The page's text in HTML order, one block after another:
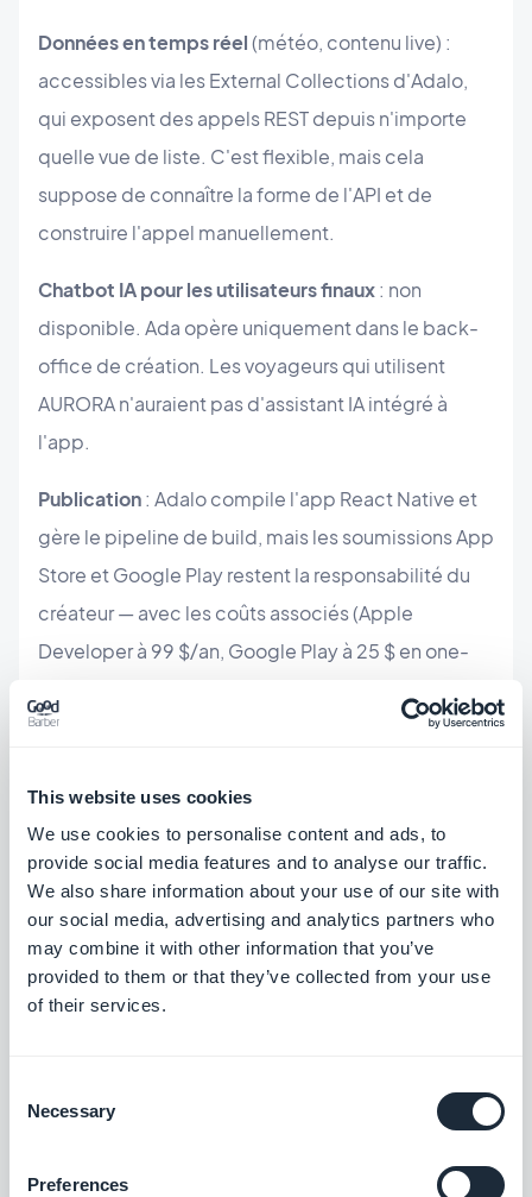
This website uses cookies
We use cookies to personalise content and ads, to
provide social media features and to analyse our traffic.
We also share information about your use of our site with
our social media, advertising and analytics partners who
may combine it with other information that you’ve
provided to them or that they’ve collected from your use
of their services.
Selection
Necessary
Preferences
Données en temps réel(météo, contenu live) :
accessibles via les External Collections d'Adalo,
qui exposent des appels REST depuis n'importe
quelle vue de liste. C'est flexible, mais cela
suppose de connaître la forme de l'API et de
construire l'appel manuellement.
Chatbot IA pour les utilisateurs finaux: non
disponible. Ada opère uniquement dans le back-
office de création. Les voyageurs qui utilisent
AURORA n'auraient pas d'assistant IA intégré à
l'app.
Publication: Adalo compile l'app React Native et
gère le pipeline de build, mais les soumissions App
Store et Google Play restent la responsabilité du
créateur — avec les coûts associés (Apple
Developer à 99 $/an, Google Play à 25 $ en one-
Ce que GoodBarber change
dans l'équation
AURORA a deux vies : le jour du lancement, et tous
les jours qui suivent.
Pour ledesign, le système Smart Design de
écran. Plutôt que de gérer la cohérence visuelle
composant par composant, les quatre meta-cells